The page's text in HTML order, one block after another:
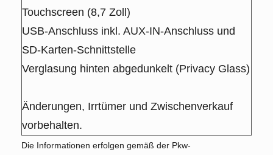
Touchscreen (8,7 Zoll)
USB-Anschluss inkl. AUX-IN-Anschluss und
SD-Karten-Schnittstelle
Verglasung hinten abgedunkelt (Privacy Glass)
Änderungen, Irrtümer und Zwischenverkauf
vorbehalten.
Die Informationen erfolgen gemäß der Pkw-